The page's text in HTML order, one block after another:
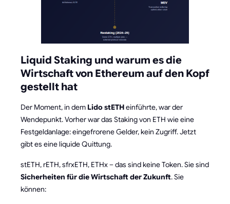
Liquid Staking und warum es die
Wirtschaft von Ethereum auf den Kopf
gestellt hat
Der Moment, in dem LidostETHeinführte, war der
Wendepunkt. Vorher war das Staking von ETH wie eine
Festgeldanlage: eingefrorene Gelder, kein Zugriff. Jetzt
gibt es eine liquide Quittung.
stETH, rETH, sfrxETH, ETHx – das sind keine Token. Sie sind
Sicherheiten für die Wirtschaft der Zukunft. Sie
können: